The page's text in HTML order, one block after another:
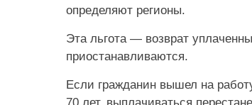
определяют регионы.
Эта льгота — возврат
приостанавливаются.
Если гражданин вышел на
70 лет, выплачиваться